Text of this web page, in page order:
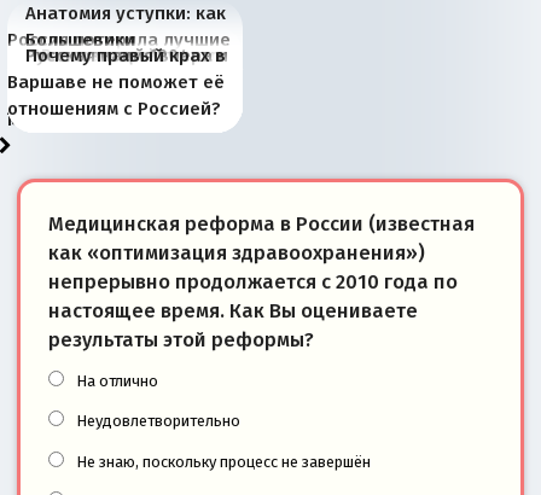
Анатомия уступки: как
Россия потеряла лучшие
рыбопромысловые
районы Баренцева
моря
Большевики
отличаются от «Яблока»
тем, что они -
победители
Киевская марионетка
Запада рассказала о
«переобувании» хозяев
В России назрели
перемены: 15 шагов к
суверенной экономике
Миграционный пожар
Европы
Россия начинает
сбрасывать балласт
Анкориджа
Россия зимой 1904
года: первые уступки во
внутренней политике
Русская нация вчера и
сегодня
Почему правый крах в
Варшаве не поможет её
отношениям с Россией?
Медицинская реформа в России (известная
как «оптимизация здравоохранения»)
непрерывно продолжается с 2010 года по
настоящее время. Как Вы оцениваете
результаты этой реформы?
На отлично
Неудовлетворительно
Не знаю, поскольку процесс не завершён